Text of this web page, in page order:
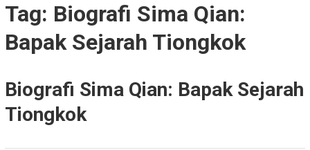
Tag: Biografi Sima Qian:
Bapak Sejarah Tiongkok
Biografi Sima Qian: Bapak Sejarah
Tiongkok